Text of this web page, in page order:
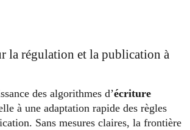
la régulation et la publication à
des algorithmes d’écriture
à une adaptation rapide des règles
Sans mesures claires, la frontière